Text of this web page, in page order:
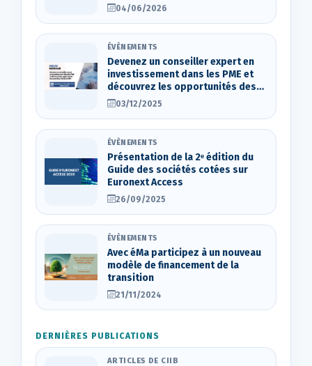
04/06/2026
ÉVÈNEMENTS
Devenez un conseiller expert en
investissement dans les PME et
découvrez les opportunités des
marchés d’actions OTC
03/12/2025
ÉVÈNEMENTS
Présentation de la 2ᵉ édition du
Guide des sociétés cotées sur
Euronext Access
26/09/2025
ÉVÈNEMENTS
Avec éMa participez à un nouveau
modèle de financement de la
transition
21/11/2024
DERNIÈRES PUBLICATIONS
ARTICLES DE CIIB